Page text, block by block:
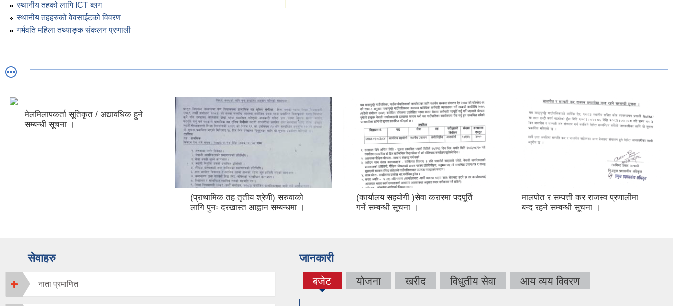
स्थानीय तहको लागि ICT ब्लग
स्थानीय तहहरुको वेवसाईटको विवरण
गर्भवति महिला तथ्याङ्क संकलन प्रणाली
मेलमिलापकर्ता सूतिकृत / अद्यावधिक हुने
सम्बन्धी सूचना ।
(प्राथामिक तह तृतीय श्रेणी) सरुवाको
लागि पुनः दरखास्त आह्वान सम्बन्धमा ।
(कार्यालय सहयोगी )सेवा करारमा पदपूर्ति
गर्ने सम्बन्धी सूचना ।
मालपोत र सम्पत्ती कर राजस्व प्रणालीमा
बन्द रहने सम्बन्धी सूचना ।
सेवाहरु
नाता प्रमाणित
जानकारी
बजेट
(active
योजना खरीद विधुतीय सेवा आय व्यय विवरण